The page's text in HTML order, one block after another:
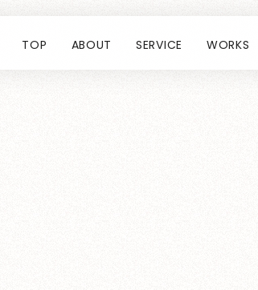
TOP ABOUT SERVICE WORKS